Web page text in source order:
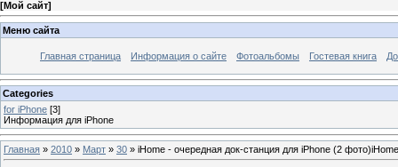
[Мой сайт]
Меню сайта
Главная страница Информация о сайте Фотоальбомы Гостевая книга
Categories
for iPhone [3]
Информация для iPhone
Главная » 2010 » Март » 30 » iHome - очередная док-станция для iPhone (2